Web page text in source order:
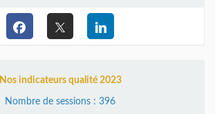
Nos indicateurs qualité 2023
Nombre de sessions : 396